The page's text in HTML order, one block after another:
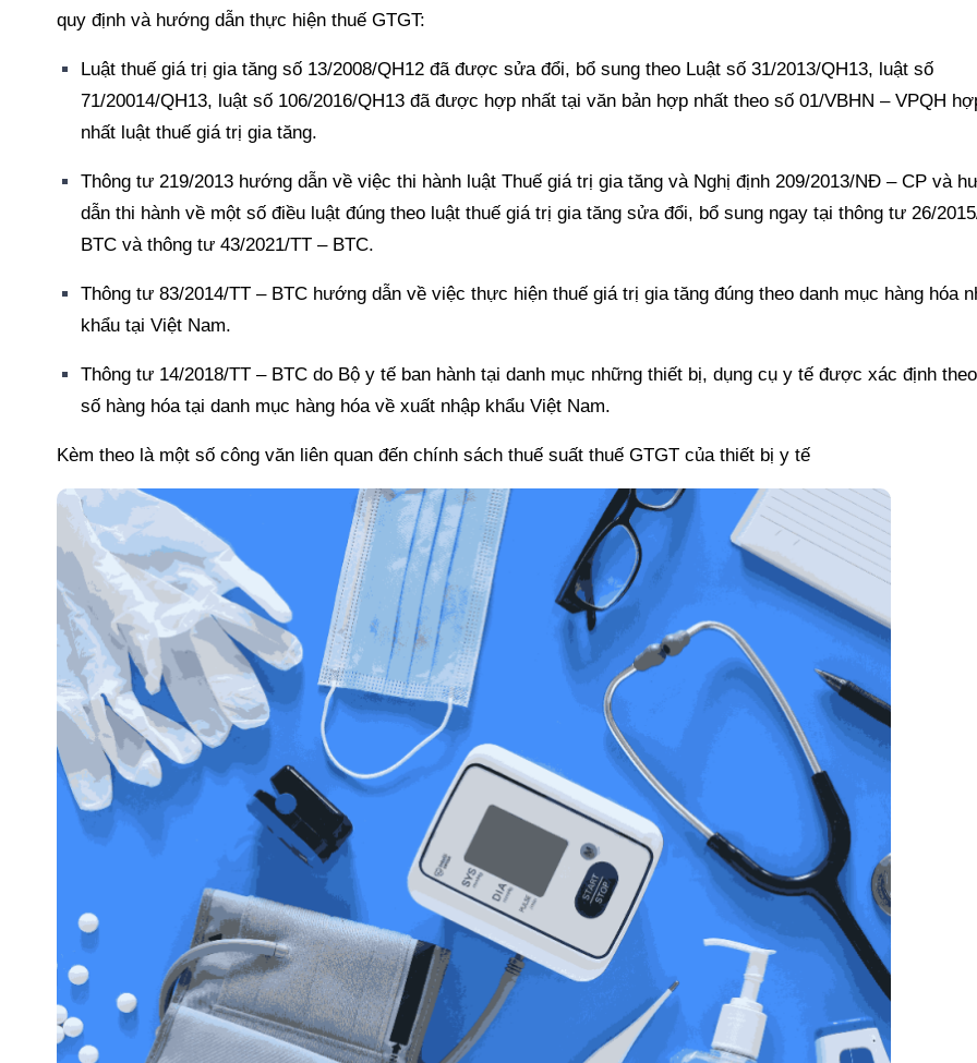
quy định và hướng dẫn thực hiện thuế GTGT:
Luật thuế giá trị gia tăng số 13/2008/QH12 đã được sửa đổi, bổ sung theo Luật số 31/2013/QH13, luật số
71/20014/QH13, luật số 106/2016/QH13 đã được hợp nhất tại văn bản hợp nhất theo số 01/VBHN – VPQH
nhất luật thuế giá trị gia tăng.
Thông tư 219/2013 hướng dẫn về việc thi hành luật Thuế giá trị gia tăng và Nghị định 209/2013/NĐ – CP và
dẫn thi hành về một số điều luật đúng theo luật thuế giá trị gia tăng sửa đổi, bổ sung ngay tại thông tư 26/
BTC và thông tư 43/2021/TT – BTC.
Thông tư 83/2014/TT – BTC hướng dẫn về việc thực hiện thuế giá trị gia tăng đúng theo danh mục hàng hóa
khẩu tại Việt Nam.
Thông tư 14/2018/TT – BTC do Bộ y tế ban hành tại danh mục những thiết bị, dụng cụ y tế được xác định
số hàng hóa tại danh mục hàng hóa về xuất nhập khẩu Việt Nam.
Kèm theo là một số công văn liên quan đến chính sách thuế suất thuế GTGT của thiết bị y tế